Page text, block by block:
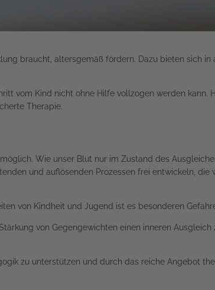
braucht, altersgemäß fördern. Dazu bieten sich
vom Kind nicht ohne Hilfe vollzogen werden kann.
Therapie.
Wie unser Blut nur im Zustand des
und auflösenden Prozessen frei entwickeln, die
von Kindheit und Jugend ist es besonderen
von Gegengewichten einen inneren Ausgleich
zu unterstützen und durch das reiche Angebot